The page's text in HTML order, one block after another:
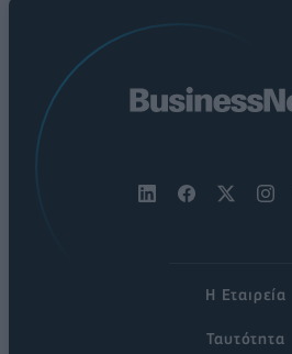
Η Εταιρεία
Ταυτότητα